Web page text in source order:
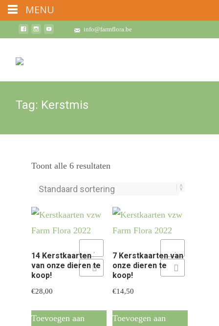
info@farmflora.be
Tag: Kerstmis
Toont alle 6 resultaten
14 Kerstkaarten
van onze dieren te
koop!
€28,00
Toevoegen aan
Add to Compare
Add to Wishlist
7 Kerstkaarten van
onze dieren te
koop!
€14,50
Toevoegen aan
Add to Compare
Add to Wishlist
MENU